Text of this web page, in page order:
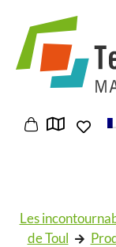
Les
de Toul